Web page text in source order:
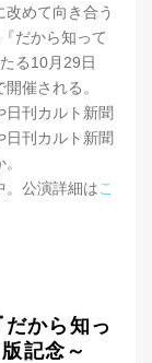
めて向き合う
だから知って
る10月29日
開催される。
日刊カルト新聞
日刊カルト新聞
。公演詳細はこ
から知っ
記念～